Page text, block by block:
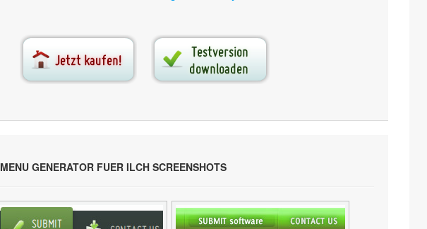
MENU GENERATOR FUER ILCH SCREENSHOTS